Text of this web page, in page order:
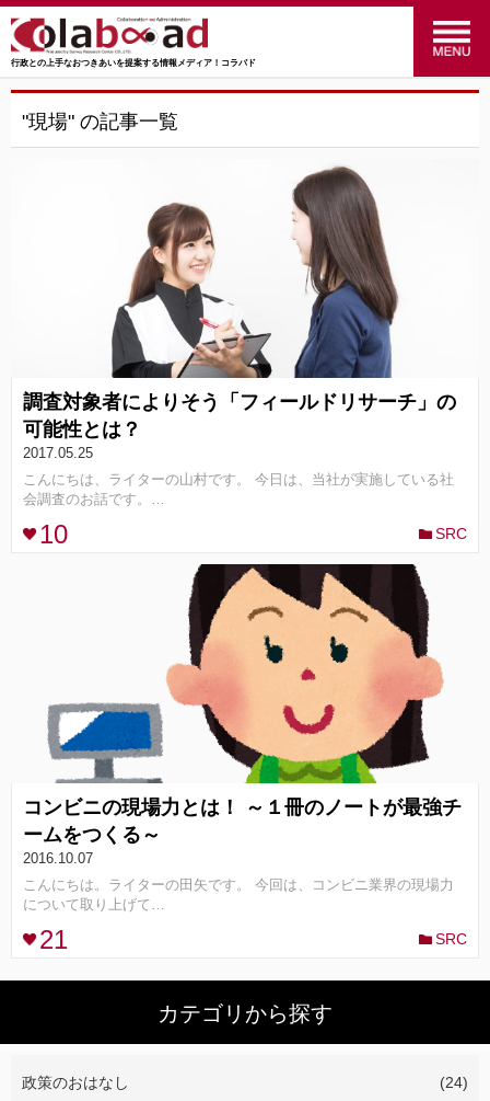
行政との上手なおつきあいを提案する情報メディア！コラバド
menu
マーケティングのおはなし(4)
行ってみた！やってみた！ (34)
統計のおはなし (27)
行政のおはなし(14)
SRC(41)
コンセプト ランキング
FOLLOW ME!
"現場" の記事一覧
調査対象者によりそう「フィールドリサーチ」の
可能性とは？
2017.05.25
こんにちは、ライターの山村です。 今日は、当社が実施している社
会調査のお話です。…
10 SRC
コンビニの現場力とは！ ～１冊のノートが最強チ
ームをつくる～
2016.10.07
こんにちは。ライターの田矢です。 今回は、コンビニ業界の現場力
について取り上げて…
21 SRC
カテゴリから探す
政策のおはなし (24)